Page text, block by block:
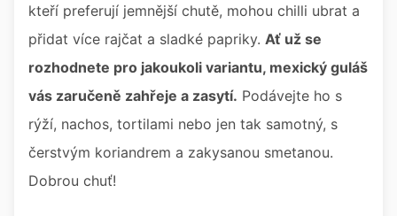
kteří preferují jemnější chutě, mohou chilli ubrat a
přidat více rajčat a sladké papriky. Ať už se
rozhodnete pro jakoukoli variantu, mexický guláš
vás zaručeně zahřeje a zasytí. Podávejte ho s
rýží, nachos, tortilami nebo jen tak samotný, s
čerstvým koriandrem a zakysanou smetanou.
Dobrou chuť!